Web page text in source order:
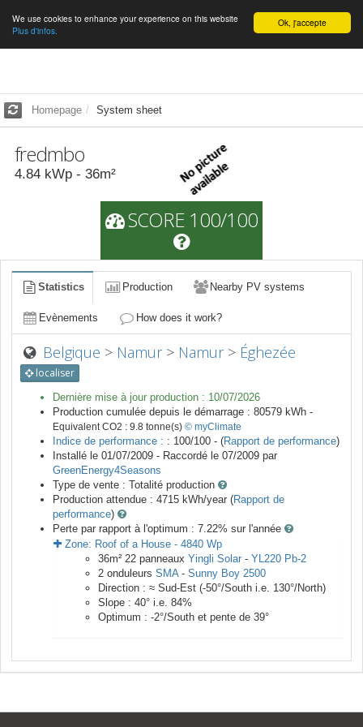
English Ok, j'accepte
We use cookies to enhance your experience on this website
Plus d'infos.
Homepage System sheet
fredmbo
4.84 kWp - 36m²
SCORE 100/100
Statistics Production Nearby PV systems
Evènements How does it work?
Belgique > Namur> Namur> Éghezée
localiser
Dernière mise à jour production : 10/07/2026
Production cumulée depuis le démarrage : 80579 kWh -
Equivalent CO2 : 9.8 tonne(s) © myClimate
Indice de performance : : 100/100 - (Rapport de performance)
Installé le 01/07/2009 - Raccordé le 07/2009 par
GreenEnergy4Seasons
Type de vente : Totalité production
Production attendue : 4715 kWh/year (Rapport de
performance)
Perte par rapport à l'optimum : 7.22% sur l'année
Zone: Roof of a House - 4840 Wp
36m² 22 panneaux Yingli Solar - YL220 Pb-2
2 onduleurs SMA- Sunny Boy 2500
Direction : ≈ Sud-Est (-50°/South i.e. 130°/North)
Slope : 40° i.e. 84%
Optimum : -2°/South et pente de 39°